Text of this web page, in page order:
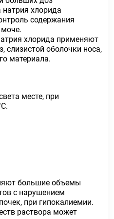
натрия хлорида
содержания
хлорида применяют
слизистой оболочки носа,
материала.
месте, при
большие объемы
с нарушением
при гипокалиемии.
раствора может